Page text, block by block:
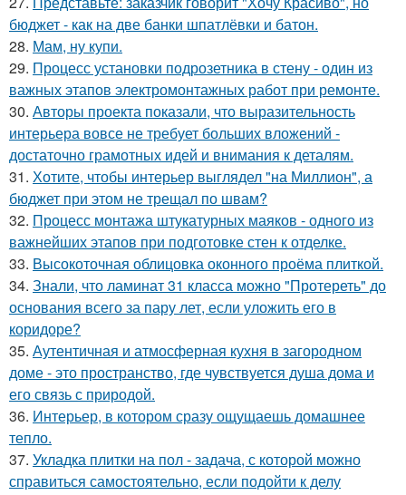
бюджет - как на две банки шпатлёвки и батон.
28. Мам, ну купи.
29. Процесс установки подрозетника в стену - один из
важных этапов электромонтажных работ при ремонте.
30. Авторы проекта показали, что выразительность
интерьера вовсе не требует больших вложений -
достаточно грамотных идей и внимания к деталям.
31. Хотите, чтобы интерьер выглядел "на Миллион", а
бюджет при этом не трещал по швам?
32. Процесс монтажа штукатурных маяков - одного из
важнейших этапов при подготовке стен к отделке.
33. Высокоточная облицовка оконного проёма плиткой.
34. Знали, что ламинат 31 класса можно "Протереть" до
основания всего за пару лет, если уложить его в
коридоре?
35. Аутентичная и атмосферная кухня в загородном
доме - это пространство, где чувствуется душа дома и
его связь с природой.
36. Интерьер, в котором сразу ощущаешь домашнее
тепло.
37. Укладка плитки на пол - задача, с которой можно
справиться самостоятельно, если подойти к делу